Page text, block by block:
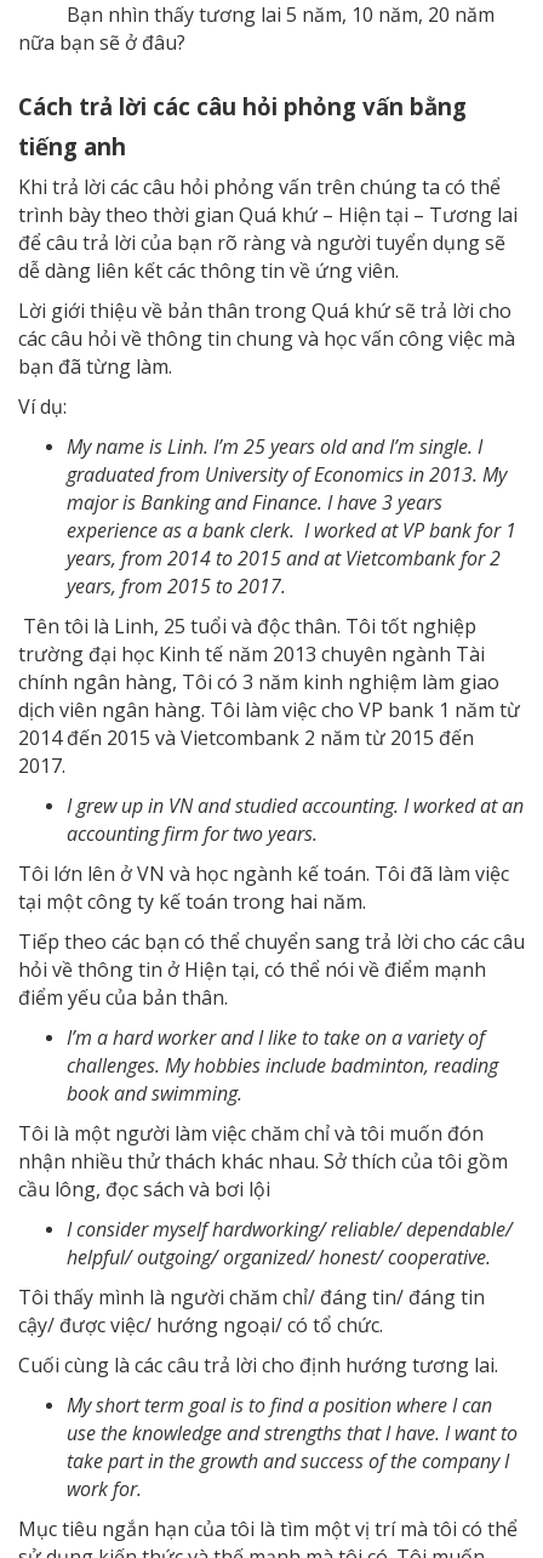
Bạn nhìn thấy tương lai 5 năm, 10 năm, 20 năm
nữa bạn sẽ ở đâu?
Cách trả lời các câu hỏi phỏng vấn bằng
tiếng anh
Khi trả lời các câu hỏi phỏng vấn trên chúng ta có thể
trình bày theo thời gian Quá khứ – Hiện tại – Tương lai
để câu trả lời của bạn rõ ràng và người tuyển dụng sẽ
dễ dàng liên kết các thông tin về ứng viên.
Lời giới thiệu về bản thân trong Quá khứ sẽ trả lời cho
các câu hỏi về thông tin chung và học vấn công việc mà
bạn đã từng làm.
Ví dụ:
My name is Linh. I’m 25 years old and I’m single. I
graduated from University of Economics in 2013. My
major is Banking and Finance. I have 3 years
experience as a bank clerk. I worked at VP bank for 1
years, from 2014 to 2015 and at Vietcombank for 2
years, from 2015 to 2017.
Tên tôi là Linh, 25 tuổi và độc thân. Tôi tốt nghiệp
trường đại học Kinh tế năm 2013 chuyên ngành Tài
chính ngân hàng, Tôi có 3 năm kinh nghiệm làm giao
dịch viên ngân hàng. Tôi làm việc cho VP bank 1 năm từ
2014 đến 2015 và Vietcombank 2 năm từ 2015 đến
2017.
I grew up in VN and studied accounting. I worked at an
accounting firm for two years.
Tôi lớn lên ở VN và học ngành kế toán. Tôi đã làm việc
tại một công ty kế toán trong hai năm.
Tiếp theo các bạn có thể chuyển sang trả lời cho các câu
hỏi về thông tin ở Hiện tại, có thể nói về điểm mạnh
điểm yếu của bản thân.
I’m a hard worker and I like to take on a variety of
challenges. My hobbies include badminton, reading
book and swimming.
Tôi là một người làm việc chăm chỉ và tôi muốn đón
nhận nhiều thử thách khác nhau. Sở thích của tôi gồm
cầu lông, đọc sách và bơi lội
I consider myself hardworking/ reliable/ dependable/
helpful/ outgoing/ organized/ honest/ cooperative.
Tôi thấy mình là người chăm chỉ/ đáng tin/ đáng tin
cậy/ được việc/ hướng ngoại/ có tổ chức.
Cuối cùng là các câu trả lời cho định hướng tương lai.
My short term goal is to find a position where I can
use the knowledge and strengths that I have. I want to
take part in the growth and success of the company I
work for.
Mục tiêu ngắn hạn của tôi là tìm một vị trí mà tôi có thể